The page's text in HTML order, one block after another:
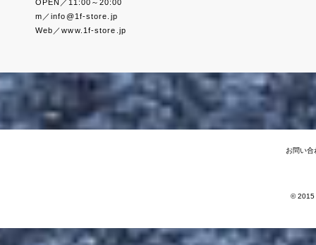
OPEN／11:00～20:00
m／info@1f-store.jp
Web／www.1f-store.jp
お問い合
© 2015